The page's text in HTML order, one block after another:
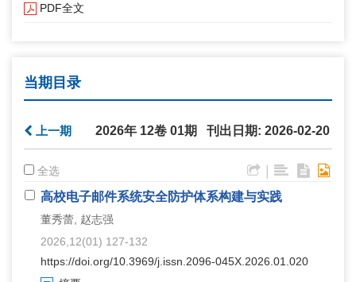
PDF全文
当期目录
2026年 12卷 01期 刊出日期: 2026-02-20
上一期
全选 |
高校电子邮件系统安全防护体系构建与实践
董秀蕾, 赵志强
2026,12(01) 127-132
https://doi.org/10.3969/j.issn.2096-045X.2026.01.020